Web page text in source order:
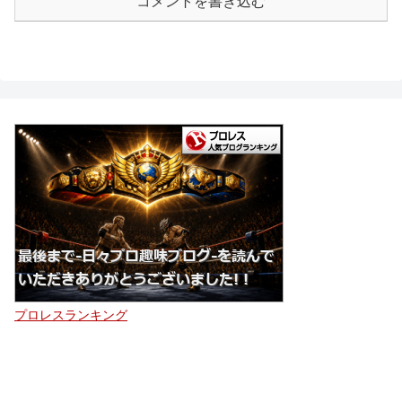
プロレスランキング